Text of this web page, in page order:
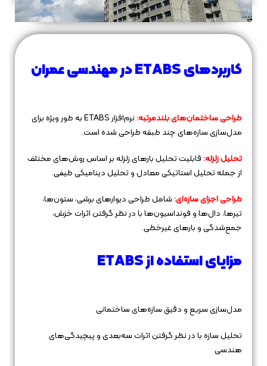
کاربردهای ETABS در مهندسی عمران
طراحی ساختمان‌های بلندمرتبه:
نرم‌افزار ETABS به طور ویژه برای
مدل‌سازی سازه‌های چند طبقه طراحی شده است.
تحلیل زلزله:قابلیت تحلیل بارهای زلزله بر اساس روش‌های مختلف
از جمله تحلیل استاتیکی معادل و تحلیل دینامیکی طیفی.
طراحی اجزای سازه‌ای:شامل طراحی دیوارهای برشی، ستون‌ها،
تیرها، دال‌ها و فونداسیون‌ها با در نظر گرفتن اثرات خزش،
جمع‌شدگی و بارهای غیرخطی.
مزایای استفاده از ETABS
مدل‌سازی سریع و دقیق سازه‌های ساختمانی
تحلیل سازه با در نظر گرفتن اثرات سه‌بعدی و پیچیدگی‌های
هندسی